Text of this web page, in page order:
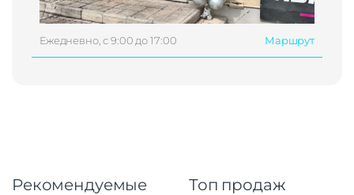
Ежедневно, с 9:00 до 17:00 Маршрут
Рекомендуемые
Топ продаж